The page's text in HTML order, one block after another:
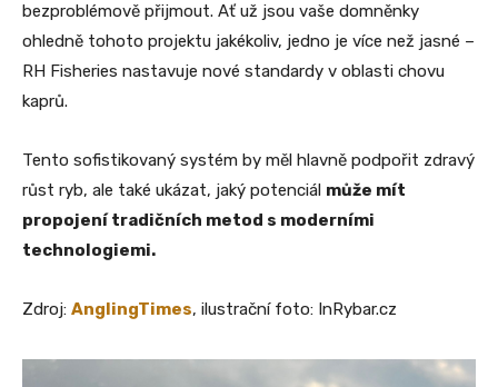
bezproblémově přijmout. Ať už jsou vaše domněnky
ohledně tohoto projektu jakékoliv, jedno je více než jasné –
RH Fisheries nastavuje nové standardy v oblasti chovu
kaprů.
Tento sofistikovaný systém by měl hlavně podpořit zdravý
růst ryb, ale také ukázat, jaký potenciál může mít
propojení tradičních metod s moderními
technologiemi.
Zdroj: AnglingTimes, ilustrační foto: InRybar.cz